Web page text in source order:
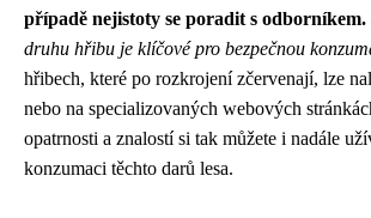
případě nejistoty se poradit s odborníkem.
druhu hřibu je klíčové pro bezpečnou
hřibech, které po rozkrojení zčervenají, lze
nebo na specializovaných webových
opatrnosti a znalostí si tak můžete i nadále
konzumaci těchto darů lesa.